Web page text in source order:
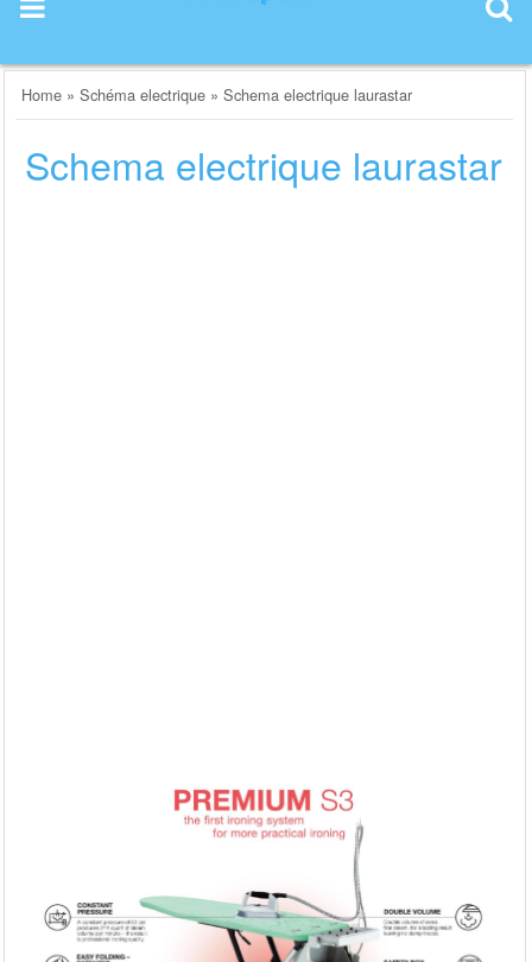
content
Home »Schéma electrique »Schema electrique laurastar
Schema electrique laurastar